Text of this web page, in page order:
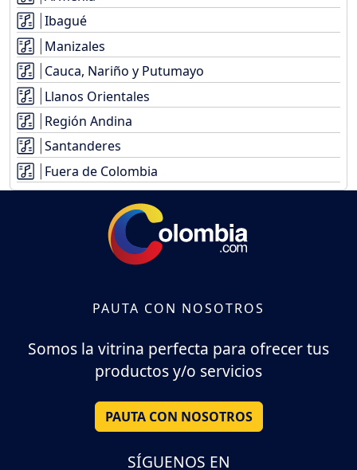
Ibagué
Manizales
Cauca, Nariño y Putumayo
Llanos Orientales
Región Andina
Santanderes
Fuera de Colombia
PAUTA CON NOSOTROS
Somos la vitrina perfecta para ofrecer tus
productos y/o servicios
PAUTA CON NOSOTROS
SÍGUENOS EN